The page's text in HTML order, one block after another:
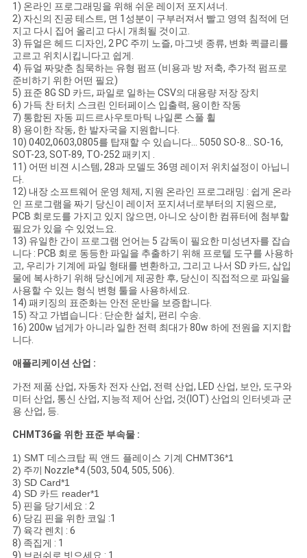
1) 온라인 프로그래밍을 위해 쉬운 레이저 포지셔너.
2) 자신의 진공 테스트, 면 1성분이 구부러져서 빨고 영역 침적에 던
지고 다시 집어 올리고 다시 개최될 것이고.
3) 듀얼은 헤드 디자인, 2 PC 주끼 노즐, 마그넷 종류, 변화 퀵클리를
고르고 위치시킵니다고 쉽게.
4) 듀얼 짜맞춘 침묵하는 유형 펌프 (비용과 방 저축, 추가적 펌프로
준비하기 위한 어떤 필요)
5) 표준 8G SD 카드, 파일로 일하는 CSV의 대용량 저장 장치
6) 가득 찬 터치 스크린 인터페이스 입출력, 용이한 작동
7) 통합된 자동 피드르사우토마틱 나일론 스풀 휠
8) 용이한 작동, 한 발자국을 지원합니다.
10) 0402,0603,0805를 탑재할 수 있습니다... 5050 SO-8... SO-16,
SOT-23, SOT-89, TO-252 패키지 .
11) 어떤 비젼 시스템, 28과 모델도 36명 레이저 위치설정이 아닙니
다.
12) 내장 소프트웨어 운영 체제, 지원 온라인 프로그래밍 : 쉽게 온라
인 프로그램을 짜기 당신이 레이저 포지셔너로부터의 지원으로,
PCB 회로도를 가지고 있지 않으면, 아니오 상이한 컴퓨터에 첨부할
필요가 있을 수 있었느요.
13) 유일한 간이 프로그램 언어는 5 감독이 필요한 미성년자를 잡습
니다 : PCB 회로 동등한 파일을 추출하기 위해 프로텔 도구를 사용하
고, 우리가 기계에 파일 형태를 변환하고, 그리고 나서 SD 카드, 삽입
물에 복사하기 위해 당신에게 제공한 후, 당신이 직접적으로 파일을
사용할 수 있는 형식 변형 툴을 사용하세요.
14) 패키징의 표준화는 안전 운반을 보증합니다.
15) 작고 가볍습니다 : 단순한 설치, 편리 수송.
16) 200w 넘게가 아니라 일한 전력 최대가 80w 하에 전원을 지지합
니다.
애플리케이션 산업 :
가전 제품 산업, 자동차 전자 산업, 전력 산업, LED 산업, 보안, 도구와
미터 산업, 통신 산업, 지능적 제어 산업, 것(IOT) 산업의 인터넷과 군
용 산업, 등.
CHMT36을 위한 표준 부속물 :
1) SMT 데스크탑 픽 앤드 플레이스 기계 CHMT36*1
2) 주끼 Nozzle*4 (503, 504, 505, 506).
3) SD Card*1
4) SD 카드 reader*1
5) 핀을 당기세요 : 2
6) 당김 핀을 위한 코일 :1
7) 육각 렌치 : 6
8) 족집게 : 1
9) 브러쉬로 빗으세요 : 1